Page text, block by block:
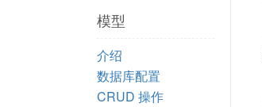
模型
介绍
数据库配置
CRUD 操作